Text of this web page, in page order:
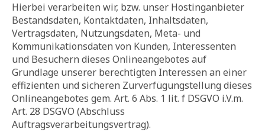
Hierbei verarbeiten wir, bzw. unser Hostinganbieter
Bestandsdaten, Kontaktdaten, Inhaltsdaten,
Vertragsdaten, Nutzungsdaten, Meta- und
Kommunikationsdaten von Kunden, Interessenten
und Besuchern dieses Onlineangebotes auf
Grundlage unserer berechtigten Interessen an einer
effizienten und sicheren Zurverfügungstellung dieses
Onlineangebotes gem. Art. 6 Abs. 1 lit. f DSGVO i.V.m.
Art. 28 DSGVO (Abschluss
Auftragsverarbeitungsvertrag).